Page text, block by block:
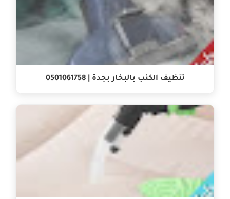
تنظيف الكنب بالبخار بجدة | 0501061758